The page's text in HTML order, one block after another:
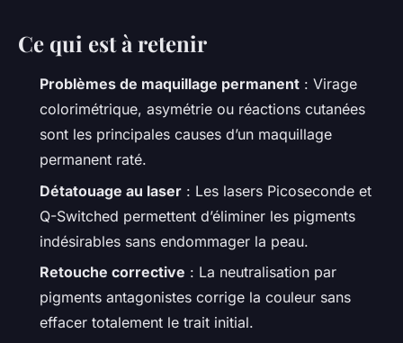
Solutions efficaces pour
corriger un maquillage
permanent défectueux
18/06/2026 20:59
Ce qui est à retenir
Problèmes de maquillage permanent : Virage
colorimétrique, asymétrie ou réactions cutanées
sont les principales causes d’un maquillage
permanent raté.
Détatouage au laser : Les lasers Picoseconde et
Q-Switched permettent d’éliminer les pigments
indésirables sans endommager la peau.
Retouche corrective : La neutralisation par
pigments antagonistes corrige la couleur sans
effacer totalement le trait initial.